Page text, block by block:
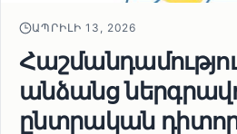
ԱՊՐԻԼԻ 13, 2026
անձանց
ընտրական